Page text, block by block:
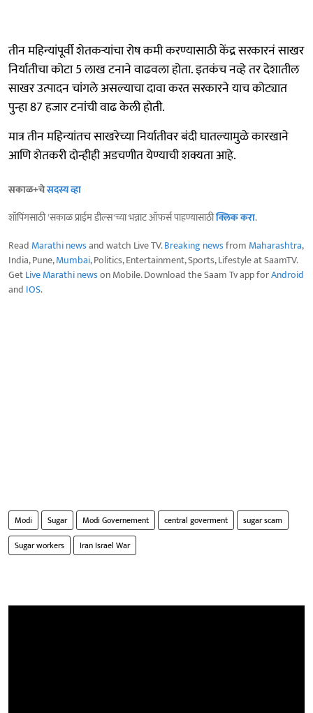
तीन महिन्यांपूर्वी शेतकऱ्यांचा रोष कमी करण्यासाठी केंद्र सरकारनं साखर
निर्यातीचा कोटा 5 लाख टनाने वाढवला होता. इतकंच नव्हे तर देशातील
साखर उत्पादन चांगले असल्याचा दावा करत सरकारने याच कोट्यात
पुन्हा 87 हजार टनांची वाढ केली होती.
मात्र तीन महिन्यांतच साखरेच्या निर्यातीवर बंदी घातल्यामुळे कारखाने
आणि शेतकरी दोन्हीही अडचणीत येण्याची शक्यता आहे.
सकाळ+चेसदस्य व्हा
शॉपिंगसाठी 'सकाळ प्राईम डील्स'च्या भन्नाट ऑफर्स पाहण्यासाठीक्लिक करा.
Read Marathi newsand watch Live TV.Breaking newsfrom Maharashtra,
India, Pune,Mumbai, Politics, Entertainment, Sports, Lifestyle at SaamTV.
GetLive Marathi newson Mobile. Download the Saam Tv app forAndroid
and IOS.
Modi Sugar Modi Governement central goverment
sugar scam
Sugar workers
Iran Israel War